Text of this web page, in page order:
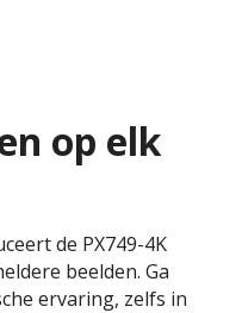
op elk
de PX749-4K
beelden. Ga
ervaring, zelfs in